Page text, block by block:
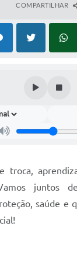
COMPARTILHAR
troca,
juntos
saúde e